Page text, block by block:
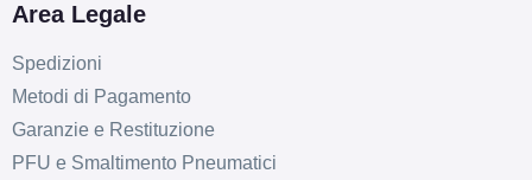
Area Legale
Spedizioni
Metodi di Pagamento
Garanzie e Restituzione
PFU e Smaltimento Pneumatici